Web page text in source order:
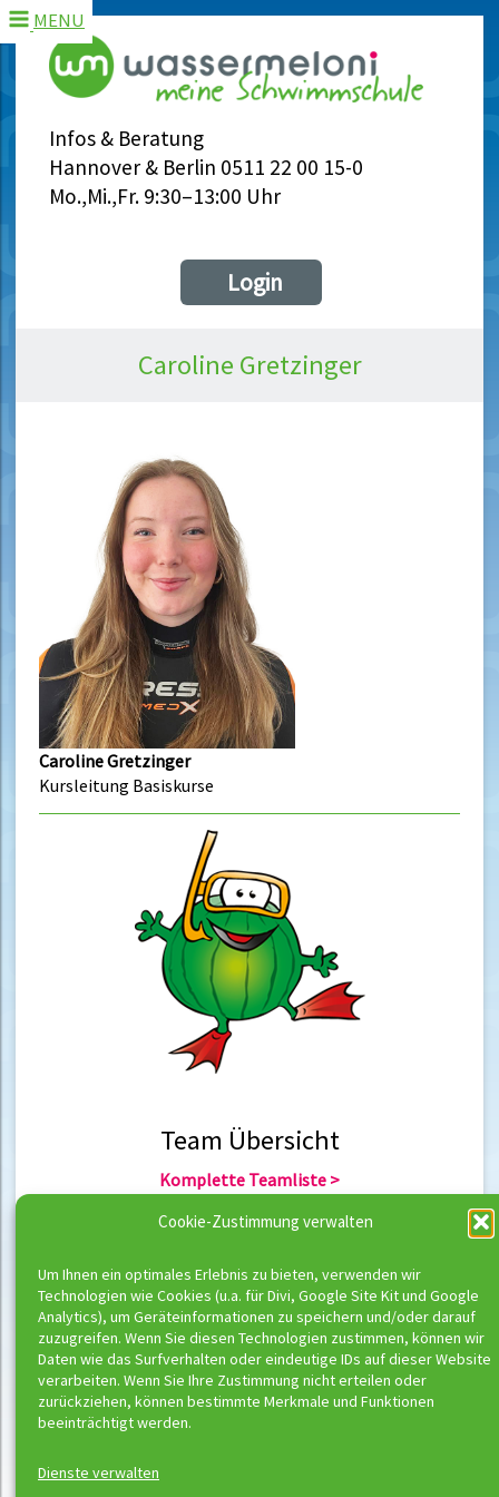
Cookie-Zustimmung verwalten
Um Ihnen ein optimales Erlebnis zu bieten, verwenden wir
Technologien wie Cookies (u.a. für Divi, Google Site Kit und Google
Analytics), um Geräteinformationen zu speichern und/oder darauf
zuzugreifen. Wenn Sie diesen Technologien zustimmen, können wir
Daten wie das Surfverhalten oder eindeutige IDs auf dieser Website
verarbeiten. Wenn Sie Ihre Zustimmung nicht erteilen oder
zurückziehen, können bestimmte Merkmale und Funktionen
beeinträchtigt werden.
Dienste verwalten
Infos & Beratung
Hannover & Berlin 0511 22 00 15-0
Mo.,Mi.,Fr. 9:30–13:00 Uhr
MENU
Login
Caroline Gretzinger
Caroline Gretzinger
Kursleitung Basiskurse
Team Übersicht
Komplette Teamliste >
Team Hannover >
Team Übersicht
Komplette Trainerliste >
Trainer Berlin >
Trainer Hannover >